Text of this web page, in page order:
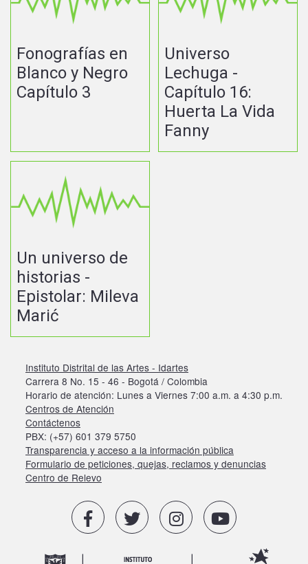
Fonografías en
Blanco y Negro
Capítulo 3
Universo
Lechuga -
Capítulo 16:
Huerta La Vida
Fanny
Un universo de
historias -
Epistolar: Mileva
Marić
Instituto Distrital de las Artes - Idartes
Carrera 8 No. 15 - 46 - Bogotá / Colombia
Horario de atención: Lunes a Viernes 7:00 a.m. a 4:30 p.m.
Centros de Atención
Contáctenos
PBX: (+57) 601 379 5750
Transparencia y acceso a la información pública
Formulario de peticiones, quejas, reclamos y denuncias
Centro de Relevo